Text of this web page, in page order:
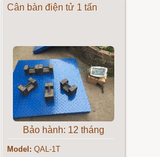
Cân bàn điện tử 1 tấn
Bảo hành: 12 tháng
Model: QAL-1T